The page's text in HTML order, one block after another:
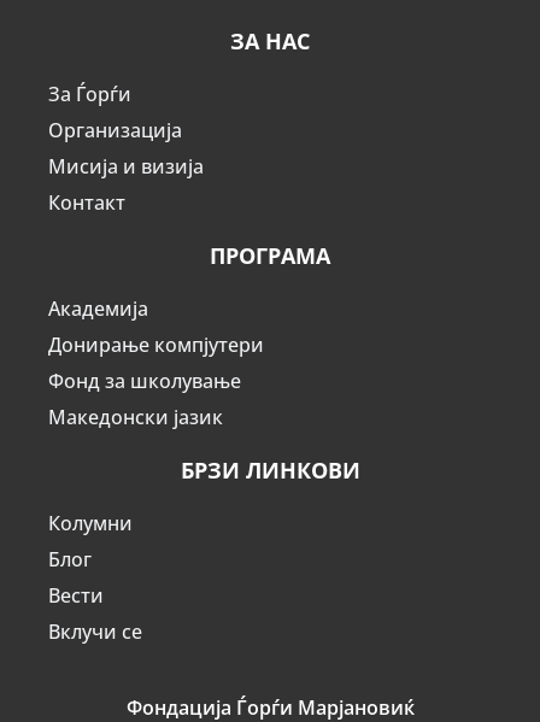
ЗА НАС
За Ѓорѓи
Организација
Мисија и визија
Контакт
ПРОГРАМА
Академија
Донирање компјутери
Фонд за школување
Македонски јазик
БРЗИ ЛИНКОВИ
Колумни
Блог
Вести
Вклучи се
Фондација Ѓорѓи Марјановиќ